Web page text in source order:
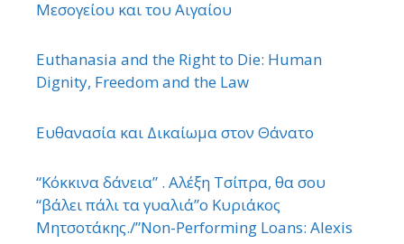
Μεσογείου και του Αιγαίου
Euthanasia and the Right to Die: Human
Dignity, Freedom and the Law
Ευθανασία και Δικαίωμα στον Θάνατο
“Κόκκινα δάνεια” . Αλέξη Τσίπρα, θα σου
“βάλει πάλι τα γυαλιά”ο Κυριάκος
Μητσοτάκης./”Non-Performing Loans: Alexis